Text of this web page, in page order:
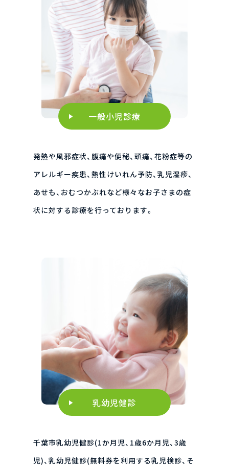
一般小児診療
発熱や風邪症状、腹痛や便秘、頭痛、花粉症等の
アレルギー疾患、熱性けいれん予防、乳児湿疹、
あせも、おむつかぶれなど様々なお子さまの症
状に対する診療を行っております。
乳幼児健診
千葉市乳幼児健診(1か月児、1歳6か月児、3歳
児)、乳幼児健診(無料券を利用する乳児検診、そ